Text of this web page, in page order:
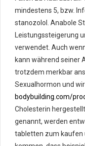
mindestens 5, bzw.
stanozolol. Anabole
Leistungssteigerung
verwendet. Auch
kann während seiner
trotzdem merkbar
Sexualhormon und
bodybuilding.com/
Cholesterin
genannt, werden
tabletten zum kaufen